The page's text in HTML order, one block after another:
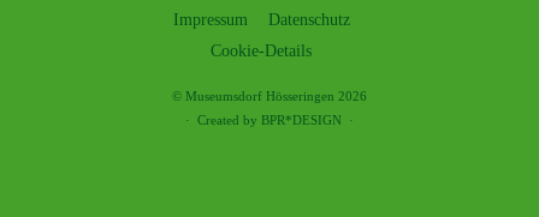
Impressum
Datenschutz
Cookie-Details
© Museumsdorf Hösseringen 2026
· Created by BPR*DESIGN ·